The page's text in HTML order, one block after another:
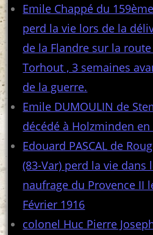
Emile Chappé du
perd la vie lors de la
de la Flandre sur la
Torhout , 3 semaines
de la guerre.
Emile DUMOULIN de
décédé à Holzminden en
Edouard PASCAL de
(83-Var) perd la vie dans
naufrage du Provence II
Février 1916
colonel Huc Pierre